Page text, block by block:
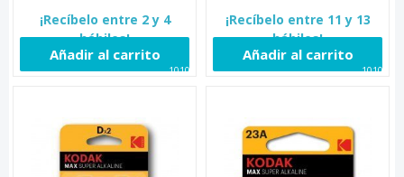
¡Recíbelo entre 2 y 4
hábiles!
Añadir al carrito
10108
¡Recíbelo entre 11 y 13
hábiles!
Añadir al carrito
10109